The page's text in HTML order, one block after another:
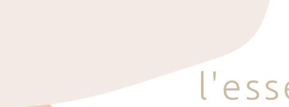
l 'ess